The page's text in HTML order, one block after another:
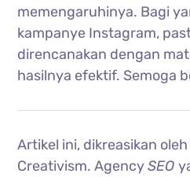
memengaruhinya. Bagi
kampanye Instagram,
direncanakan dengan
hasilnya efektif. Semoga
Artikel ini, dikreasikan
Creativism. AgencySEO